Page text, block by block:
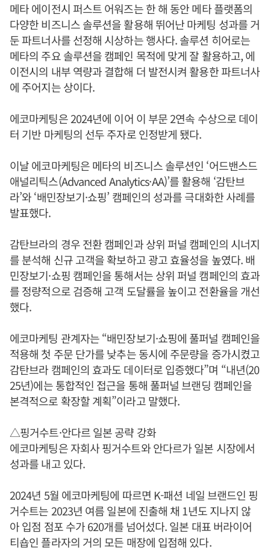
메타 에이전시 퍼스트 어워즈는 한 해 동안 메타 플랫폼의
다양한 비즈니스 솔루션을 활용해 뛰어난 마케팅 성과를 거
둔 파트너사를 선정해 시상하는 행사다. 솔루션 히어로는
메타의 주요 솔루션을 캠페인 목적에 맞게 잘 활용하고, 에
이전시의 내부 역량과 결합해 더 발전시켜 활용한 파트너사
에 주어지는 상이다.
에코마케팅은 2024년에 이어 이 부문 2연속 수상으로 데이
터 기반 마케팅의 선두 주자로 인정받게 됐다.
이날 에코마케팅은 메타의 비즈니스 솔루션인 ‘어드밴스드
애널리틱스(Advanced Analytics·AA)’를 활용해 ‘감탄브
라’와 ‘배민장보기·쇼핑’ 캠페인의 성과를 극대화한 사례를
발표했다.
감탄브라의 경우 전환 캠페인과 상위 퍼널 캠페인의 시너지
를 분석해 신규 고객을 확보하고 광고 효율성을 높였다. 배
민장보기·쇼핑 캠페인을 통해서는 상위 퍼널 캠페인의 효과
를 정량적으로 검증해 고객 도달률을 높이고 전환율을 개선
했다.
에코마케팅 관계자는 “배민장보기·쇼핑에 풀퍼널 캠페인을
적용해 첫 주문 단가를 낮추는 동시에 주문량을 증가시켰고
감탄브라 캠페인의 효과도 데이터로 입증했다”며 “내년(20
25년)에는 통합적인 접근을 통해 풀퍼널 브랜딩 캠페인을
본격적으로 확장할 계획”이라고 말했다.
△핑거수트·안다르 일본 공략 강화
에코마케팅은 자회사 핑거수트와 안다르가 일본 시장에서
성과를 내고 있다.
2024년 5월 에코마케팅에 따르면 K-패션 네일 브랜드인 핑
거수트는 2023년 여름 일본에 진출해 채 1년도 지나지 않
아 입점 점포 수가 620개를 넘어섰다. 일본 대표 버라이어
티숍인 플라자의 거의 모든 매장에 입점해 있다.